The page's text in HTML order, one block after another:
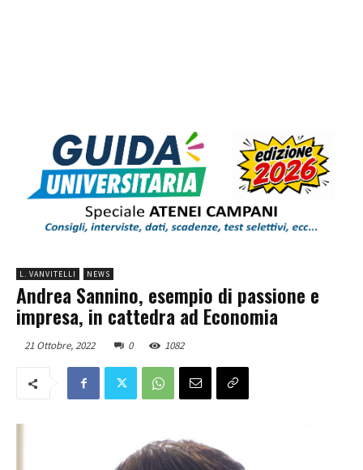
L. VANVITELLI NEWS
Andrea Sannino, esempio di passione e
impresa, in cattedra ad Economia
21 Ottobre, 2022 0 1082